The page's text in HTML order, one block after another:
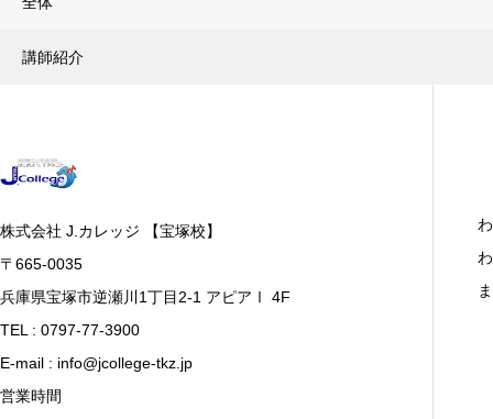
講師紹介
株式会社 J.カレッジ 【宝塚校】
〒665-0035
兵庫県宝塚市逆瀬川1丁目2-1 アピアⅠ 4F
TEL : 0797-77-3900
E-mail : info@jcollege-tkz.jp
営業時間